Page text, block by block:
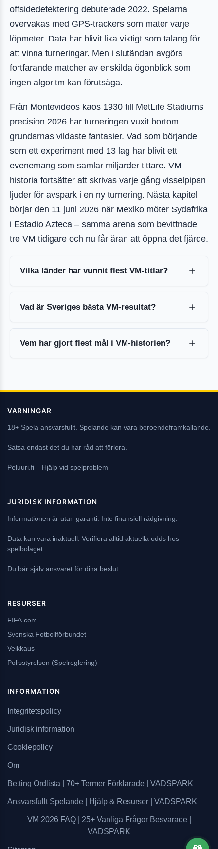
offsidedetektering debuterade 2022. Spelarna
övervakas med GPS-trackers som mäter varje
löpmeter. Data har blivit lika viktigt som talang för
att vinna turneringar. Men i slutändan avgörs
fortfarande matcher av enskilda ögonblick som
ingen algoritm kan förutsäga.
Från Montevideos kaos 1930 till MetLife Stadiums
precision 2026 har turneringen vuxit bortom
grundarnas vildaste fantasier. Vad som börjande
som ett experiment med 13 lag har blivit ett
evenemang som samlar miljarder tittare. VM
historia fortsätter att skrivas varje gång visselpipan
ljuder för avspark i en ny turnering. Nästa kapitel
börjar den 11 juni 2026 när Mexiko möter Sydafrika
i Estadio Azteca – samma arena som bevittnade
tre VM tidigare och nu får äran att öppna det fjärde.
Vilka länder har vunnit flest VM-titlar?
Vad är Sveriges bästa VM-resultat?
Vem har gjort flest mål i VM-historien?
VARNINGAR
18+ Spela ansvarsfullt. Spelande kan vara beroendeframkallande.
Satsa endast det du har råd att förlora.
Peluuri.fi – Hjälp vid spelproblem
JURIDISK INFORMATION
Informationen är utan garanti. Inte finansiell rådgivning.
Data kan vara inaktuell. Verifiera alltid aktuella odds hos
spelbolaget.
Du bär själv ansvaret för dina beslut.
RESURSER
FIFA.com
Svenska Fotbollförbundet
Veikkaus
Polisstyrelsen (Spelreglering)
INFORMATION
Integritetspolicy
Juridisk information
Cookiepolicy
Om
Betting Ordlista | 70+ Termer Förklarade | VADSPARK
Ansvarsfullt Spelande | Hjälp & Resurser | VADSPARK
VM 2026 FAQ | 25+ Vanliga Frågor Besvarade |
VADSPARK